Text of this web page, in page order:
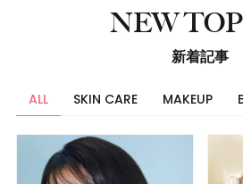
NEW
新着記事
ALL SKIN CARE MAKEUP